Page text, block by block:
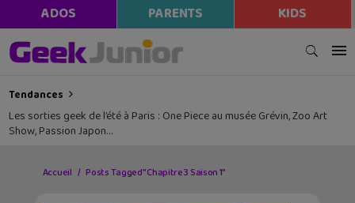
ADOS PARENTS KIDS
Tendances
Les sorties geek de l’été à Paris : One Piece au musée Grévin, Zoo Art
Show, Passion Japon…
Accueil Posts Tagged "Chapitre 3 Saison 1"